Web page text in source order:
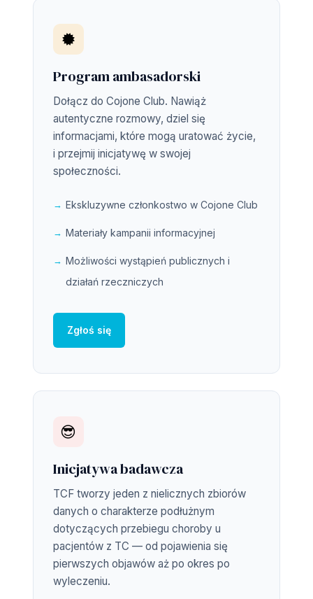
🟓
Program ambasadorski
Dołącz do Cojone Club. Nawiąż
autentyczne rozmowy, dziel się
informacjami, które mogą uratować życie,
i przejmij inicjatywę w swojej
społeczności.
Ekskluzywne członkostwo w Cojone Club
Materiały kampanii informacyjnej
Możliwości wystąpień publicznych i
działań rzeczniczych
Zgłoś się
😎
Inicjatywa badawcza
TCF tworzy jeden z nielicznych zbiorów
danych o charakterze podłużnym
dotyczących przebiegu choroby u
pacjentów z TC — od pojawienia się
pierwszych objawów aż po okres po
wyleczeniu.